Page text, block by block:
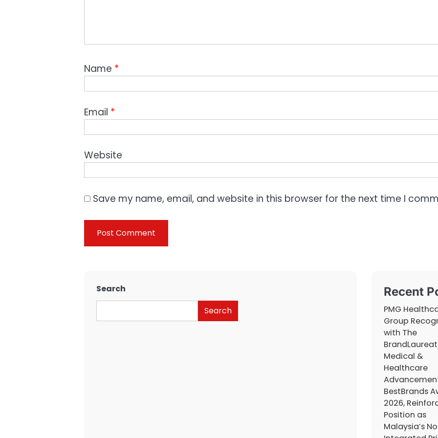
Name *
Email *
Website
Save my name, email, and website in this browser for the next time I
Search
Search
Recent
PMG
Group
with The
Medical &
Healthcare
BestBrands
2026,
Position as
Malaysia’s